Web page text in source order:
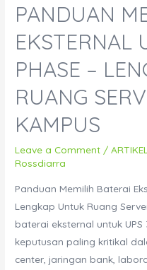
ES18-
12
vs
CSB
PANDUAN
EKSTERNAL
PHASE –
RUANG
KAMPUS
Leave a Comment /
Rossdiarra
Panduan Memilih Baterai
Lengkap Untuk Ruang
baterai eksternal untuk
keputusan paling kritikal
center, jaringan bank,